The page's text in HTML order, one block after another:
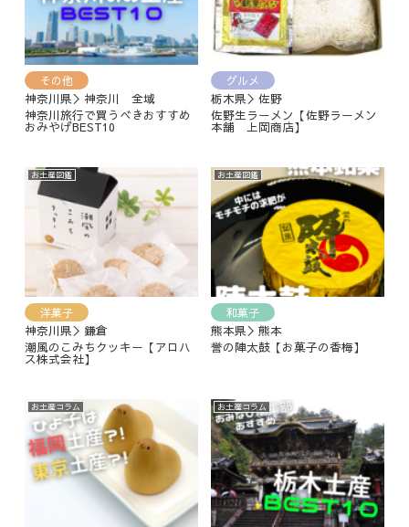
その他
神奈川県＞神奈川 全域
神奈川旅行で買うべきおすすめ
おみやげBEST10
グルメ
栃木県＞佐野
佐野生ラーメン【佐野ラーメン
本舗 上岡商店】
お土産図鑑
洋菓子
神奈川県＞鎌倉
潮風のこみちクッキー【アロハ
ス株式会社】
お土産図鑑
和菓子
熊本県＞熊本
誉の陣太鼓【お菓子の香梅】
お土産コラム お土産コラム